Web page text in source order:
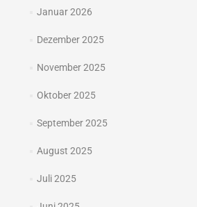
Januar 2026
Dezember 2025
November 2025
Oktober 2025
September 2025
August 2025
Juli 2025